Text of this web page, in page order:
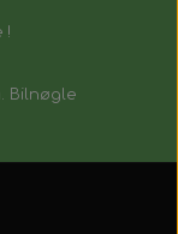
!
Bilnøgle